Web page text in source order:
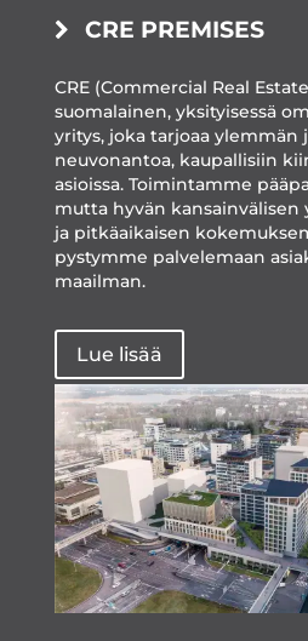
CRE PREMISES
CRE (Commercial Real
suomalainen, yksityisessä
yritys, joka tarjoaa ylemmän
neuvonantoa, kaupallisiin
asioissa. Toimintamme
mutta hyvän
ja pitkäaikaisen
pystymme palvelemaan
maailman.
Lue lisää